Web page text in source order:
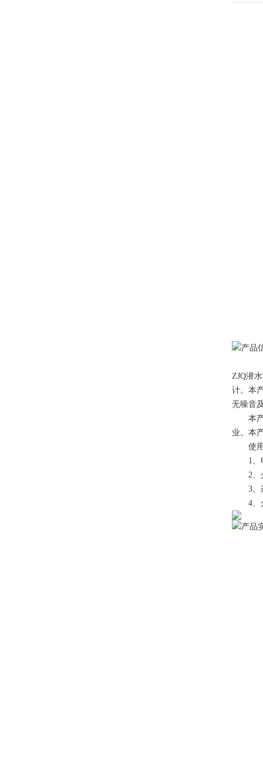
ZJQ潜
计。本
无噪音
本产
业。本
使用
1、电
2、介
3、适
4、介